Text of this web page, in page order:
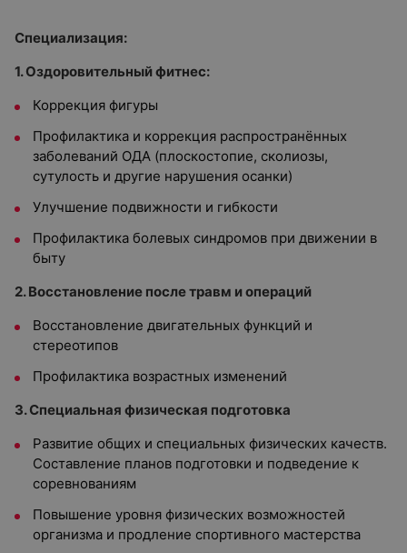
Специализация:
1. Оздоровительный фитнес:
Коррекция фигуры
Профилактика и коррекция распространённых
заболеваний ОДА (плоскостопие, сколиозы,
сутулость и другие нарушения осанки)
Улучшение подвижности и гибкости
Профилактика болевых синдромов при движении в
быту
2. Восстановление после травм и операций
Восстановление двигательных функций и
стереотипов
Профилактика возрастных изменений
3. Специальная физическая подготовка
Развитие общих и специальных физических качеств.
Составление планов подготовки и подведение к
соревнованиям
Повышение уровня физических возможностей
организма и продление спортивного мастерства